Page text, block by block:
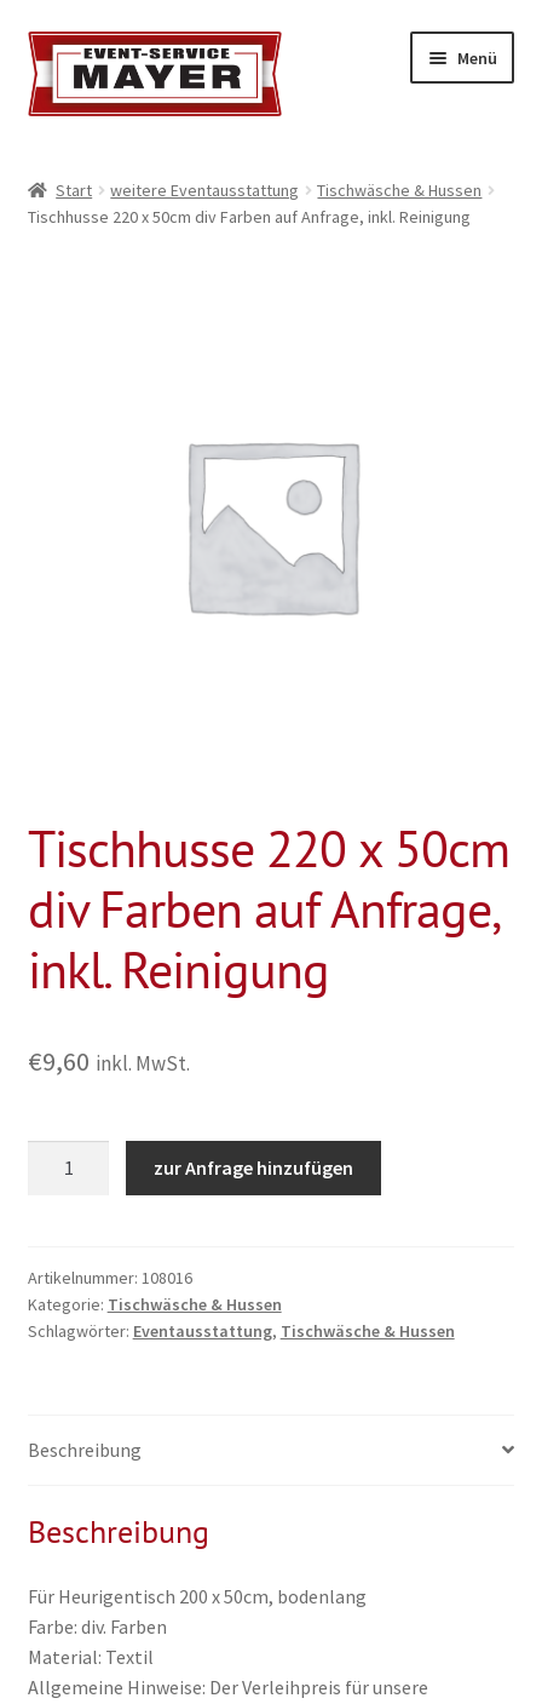
Menü
Event-Service
Geschäftsbedingungen
Start weitere Eventausstattung
Tischwäsche & Hussen
Tischhusse 220 x 50cm div Farben auf Anfrage, inkl. Reinigung
Tischhusse 220 x 50cm
div Farben auf Anfrage,
inkl. Reinigung
€9,60 inkl. MwSt.
div
Farben
auf
Menge
zur Anfrage hinzufügen
Artikelnummer: 108016
Kategorie: Tischwäsche & Hussen
Schlagwörter: Eventausstattung, Tischwäsche & Hussen
Beschreibung
Beschreibung
Für Heurigentisch 200 x 50cm, bodenlang
Farbe: div. Farben
Material: Textil
Allgemeine Hinweise: Der Verleihpreis für unsere